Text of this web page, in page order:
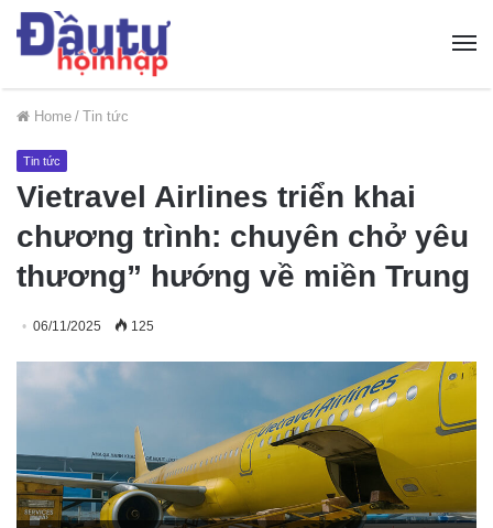
Home / Tin tức
Tin tức
Vietravel Airlines triển khai
chương trình: chuyên chở yêu
thương” hướng về miền Trung
06/11/2025 125